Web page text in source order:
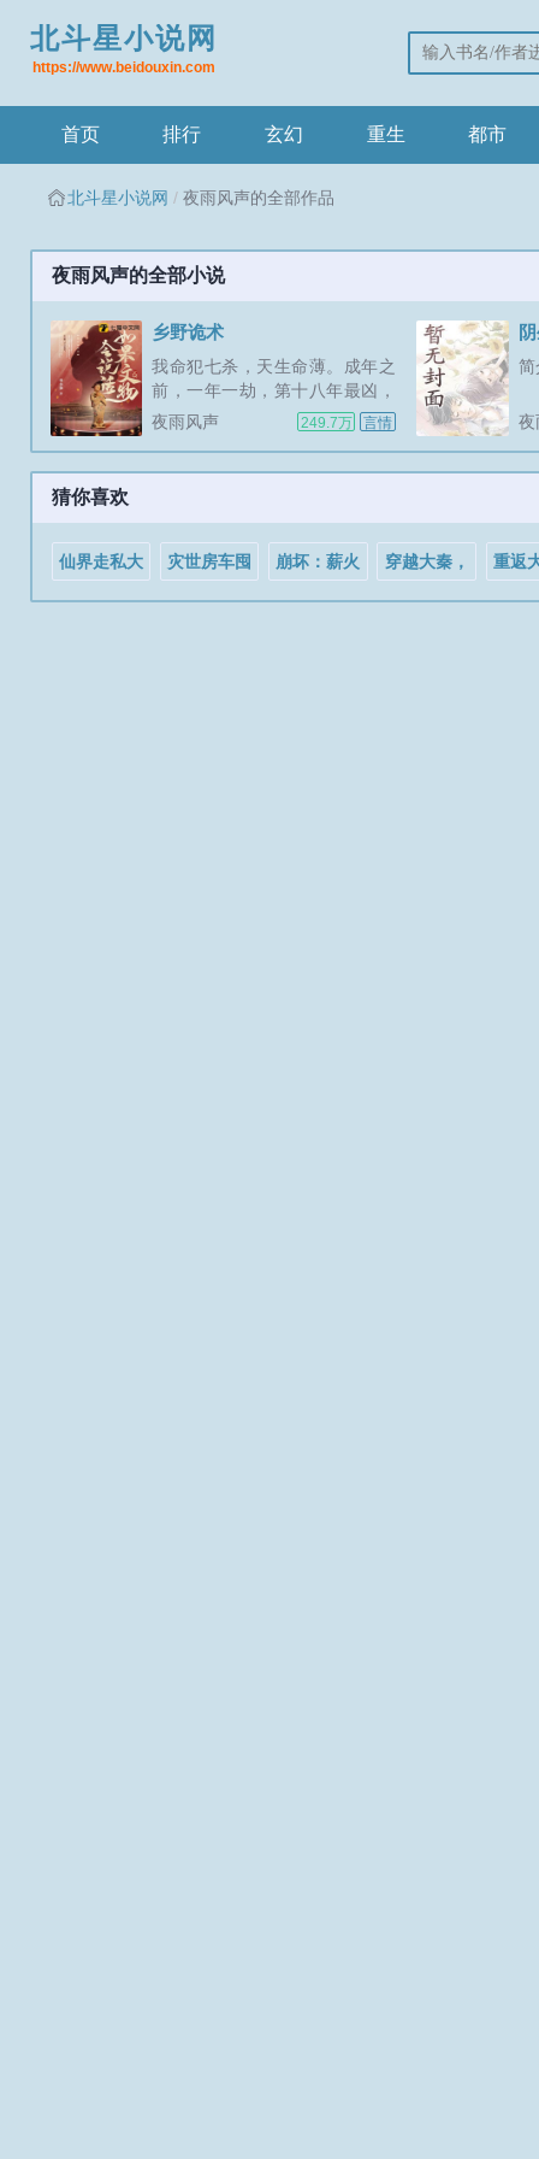
北斗星小说网
https://www.beidouxin.com
首页 排行 玄幻 重生 都市
北斗星小说网 夜雨风声的全部作品
夜雨风声的全部小说
乡野诡术
我命犯七杀，天生命薄。成年之
前，一年一劫，第十八年最凶，
名为生死劫。爷爷为我挡下十七
夜雨风声 249.7万 言情
简
夜
猜你喜欢
仙界走私大
鳄
灾世房车囤
货求生
崩坏：薪火
传承，星火
穿越大秦，
开局单挑文
重返
开局